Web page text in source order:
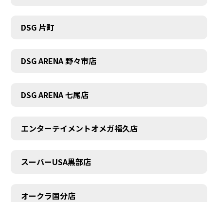
DSG 片町
DSG ARENA 野々市店
DSG ARENA 七尾店
エンターテイメントオメガ福久店
スーパーUSA黒部店
オークラ国分店